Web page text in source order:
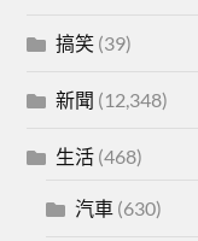
搞笑 (39)
新聞 (12,348)
生活 (468)
汽車 (630)